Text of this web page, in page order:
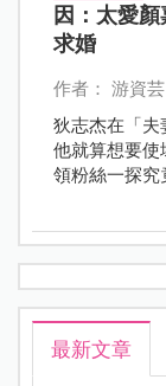
因：太愛
求婚
作者： 游資芸
狄志杰在「夫
他就算想要使
領粉絲一探究
最新文章